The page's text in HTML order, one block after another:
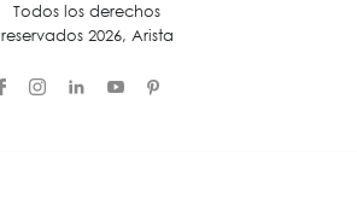
Todos los derechos
reservados 2026, Arista